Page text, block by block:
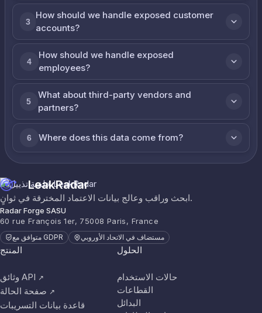
3
How should we handle exposed customer
accounts?
4
How should we handle exposed
employees?
5
What about third-party vendors and
partners?
6 Where does this data come from?
LeakRadar
ابحث وراقب وعالج بيانات الاعتماد المخترقة في ثوانٍ.
Radar Forge SASU
60 rue François 1er, 75008 Paris, France
متوافق مع GDPR مستضاف في الاتحاد الأوروبي
المنتج
وثائق API ↗
صفحة الحالة ↗
قاعدة بيانات التسريبات
الحلول
حالات الاستخدام
القطاعات
البدائل